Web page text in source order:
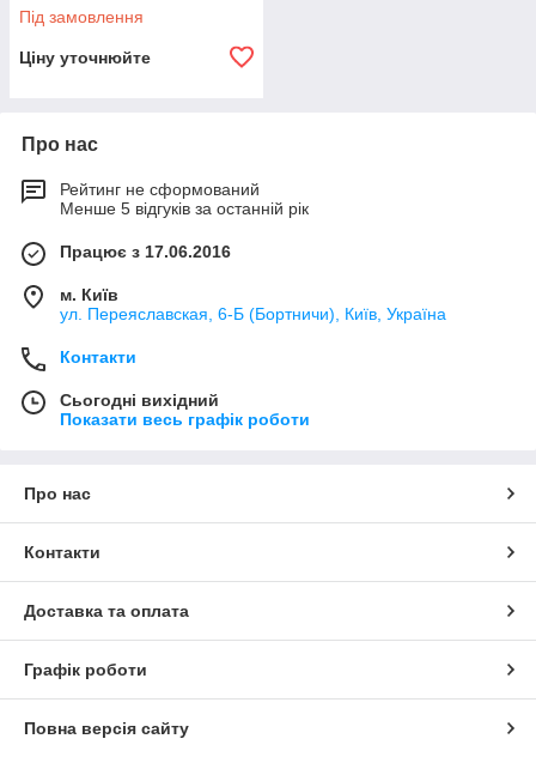
Під замовлення
Ціну уточнюйте
Про нас
Рейтинг не сформований
Менше 5 відгуків за останній рік
Працює з 17.06.2016
м. Київ
ул. Переяславская, 6-Б (Бортничи), Київ, Україна
Контакти
Сьогодні вихідний
Показати весь графік роботи
Про нас
Контакти
Доставка та оплата
Графік роботи
Повна версія сайту